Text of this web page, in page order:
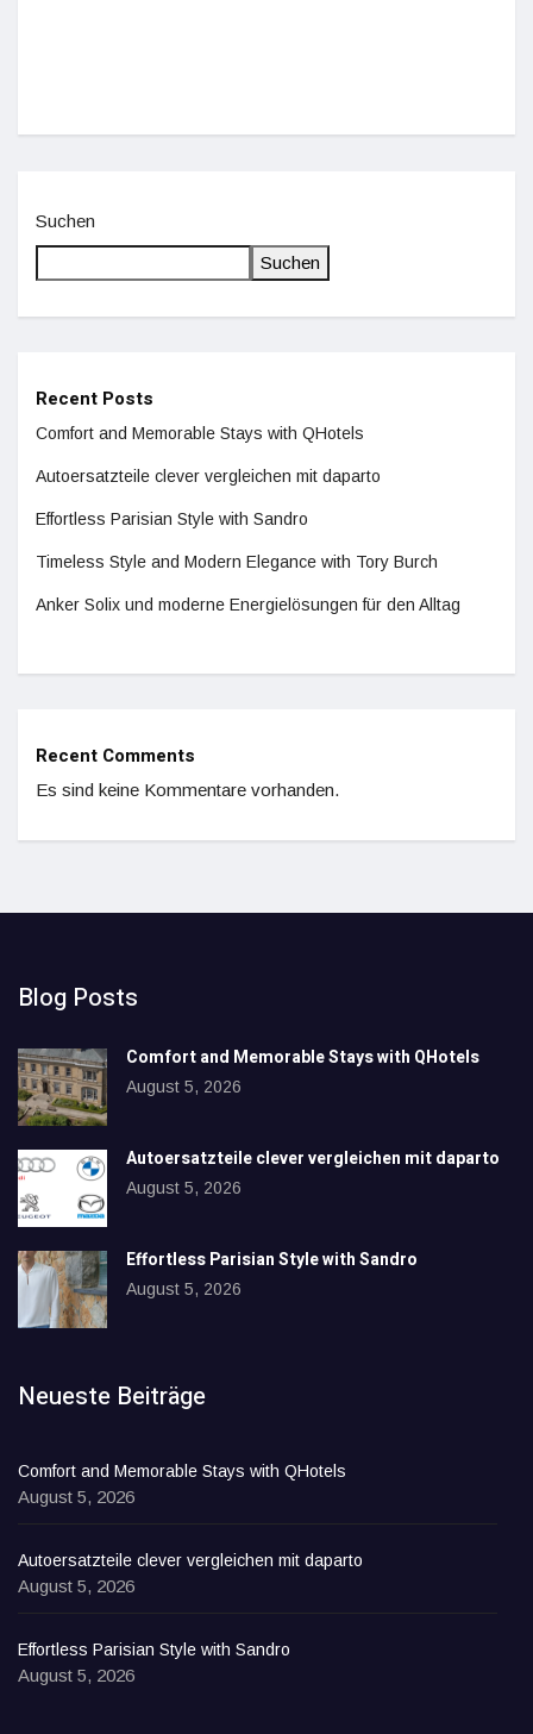
Suchen
Suchen
Recent Posts
Comfort and Memorable Stays with QHotels
Autoersatzteile clever vergleichen mit daparto
Effortless Parisian Style with Sandro
Timeless Style and Modern Elegance with Tory Burch
Anker Solix und moderne Energielösungen für den Alltag
Recent Comments
Es sind keine Kommentare vorhanden.
Blog Posts
Comfort and Memorable Stays with QHotels
August 5, 2026
Autoersatzteile clever vergleichen mit daparto
August 5, 2026
Effortless Parisian Style with Sandro
August 5, 2026
Neueste Beiträge
Comfort and Memorable Stays with QHotels
August 5, 2026
Autoersatzteile clever vergleichen mit daparto
August 5, 2026
Effortless Parisian Style with Sandro
August 5, 2026